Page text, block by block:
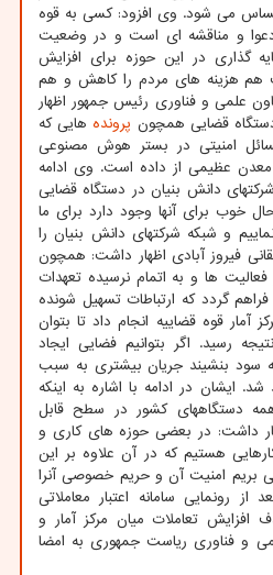
می شود. وی افزود: کسی به قوه
و مناقشه ای است و در وضعیت
گذاری در این حوزه برای افزایش
هزینه های مردم را کاهش و هم
علمی و فناوری رئیس جمهور اظهار
قضایی همچون پرونده هایی که
امنیتی در بستر هوش مصنوعی
معدن عظیمی از داده است. وی ادامه
دانش بنیان در دستگاه قضایی
خوب برای آنها وجود دارد برای ما
و شبکه شرکتهای دانش بنیان را
فیروز آبادی اظهار داشت: همچون
ها و به اتمام نرسیده تعهدات
گردد که ارتباطات تسهیل شونده
قوه قضاییه انجام داد تا بتوان
رسید. اگر بتوانیم فضایی ایجاد
سود بنشیند جریان بیشتری به سبب
ایشان در ادامه با اشاره به اینکه
دستگاههای کشور در سطح قابل
داشت: در بعضی حوزه های کاری و
هستیم که در آن علاوه بر این
بریم امنیت آن و حریم خصوصی آنرا
رونمایی سامانه اعتبار معاملاتی
افزایش تعاملات میان مرکز آمار و
و فناوری ریاست جمهوری به امضا